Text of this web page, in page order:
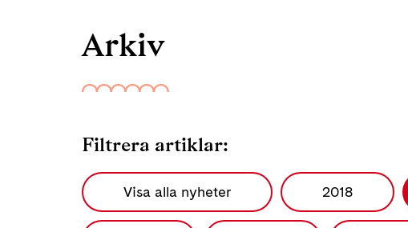
Arkiv
Filtrera artiklar:
Visa alla nyheter 2018